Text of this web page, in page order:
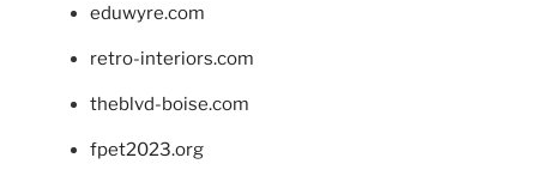
eduwyre.com
retro-interiors.com
theblvd-boise.com
fpet2023.org